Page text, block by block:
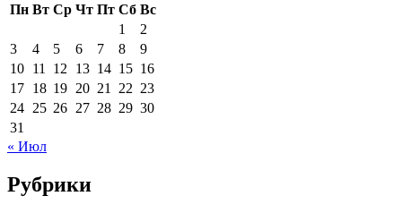
Пн Вт Ср Чт Пт Сб Вс
1
2
3
4 5 6 7 8
9
10 11 12 13 14 15 16
17 18 19 20 21 22 23
24 25 26 27 28 29 30
31
« Июл
Рубрики